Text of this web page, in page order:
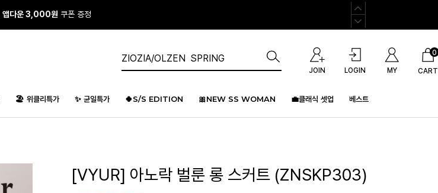
앱다운 3,000원 쿠폰 증정
JOIN LOGIN MY CART
0
🏖️ 위클리특가 ✨ 균일특가 🍀S/S EDITION 🎀NEW SS WOMAN 💼클래식 셋업 베스트
[VYUR] 아노락 벌룬 롱 스커트 (ZNSKP303)